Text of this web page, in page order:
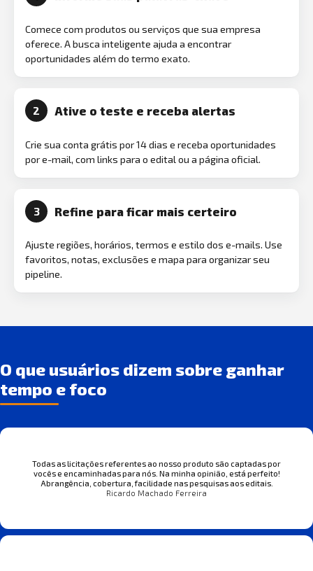
Comece com produtos ou serviços que sua empresa
oferece. A busca inteligente ajuda a encontrar
oportunidades além do termo exato.
2 Ative o teste e receba alertas
Crie sua conta grátis por 14 dias e receba oportunidades
por e-mail, com links para o edital ou a página oficial.
3 Refine para ficar mais certeiro
Ajuste regiões, horários, termos e estilo dos e-mails. Use
favoritos, notas, exclusões e mapa para organizar seu
pipeline.
O que usuários dizem sobre ganhar
tempo e foco
Todas as licitações referentes ao nosso produto são captadas por
vocês e encaminhadas para nós. Na minha opinião, está perfeito!
Abrangência, cobertura, facilidade nas pesquisas aos editais.
Ricardo Machado Ferreira